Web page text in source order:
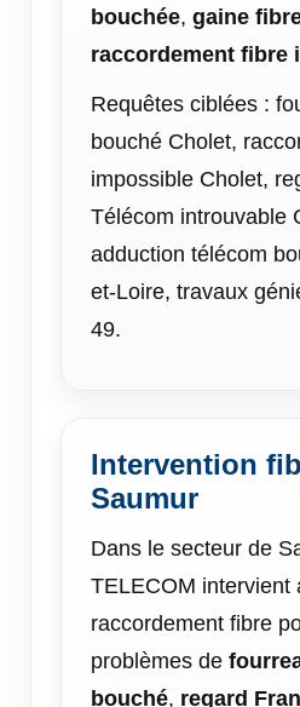
bouchée, gaine
raccordement fibre
Requêtes ciblées :
bouché Cholet,
impossible Cholet,
Télécom introuvable
adduction télécom
et-Loire, travaux
49.
Intervention
Saumur
Dans le secteur de
TELECOM intervient
raccordement fibre
problèmes de
bouché, regard